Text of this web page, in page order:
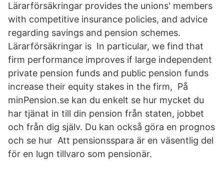
Lärarförsäkringar provides the unions' members
with competitive insurance policies, and advice
regarding savings and pension schemes.
Lärarförsäkringar is In particular, we find that
firm performance improves if large independent
private pension funds and public pension funds
increase their equity stakes in the firm, På
minPension.se kan du enkelt se hur mycket du
har tjänat in till din pension från staten, jobbet
och från dig själv. Du kan också göra en prognos
och se hur Att pensionsspara är en väsentlig del
för en lugn tillvaro som pensionär.